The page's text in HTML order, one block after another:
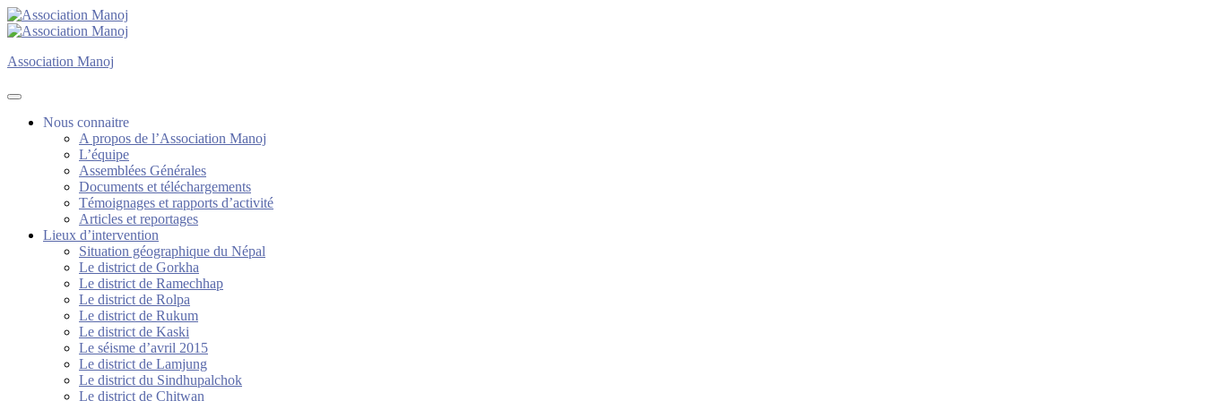
Association Manoj
Association Manoj
Nous connaitre
A propos de l’Association Manoj
L’équipe
Assemblées Générales
Documents et téléchargements
Témoignages et rapports d’activité
Articles et reportages
Lieux d’intervention
Situation géographique du Népal
Le district de Gorkha
Le district de Ramechhap
Le district de Rolpa
Le district de Rukum
Le district de Kaski
Le séisme d’avril 2015
Le district de Lamjung
Le district du Sindhupalchok
Le district de Chitwan